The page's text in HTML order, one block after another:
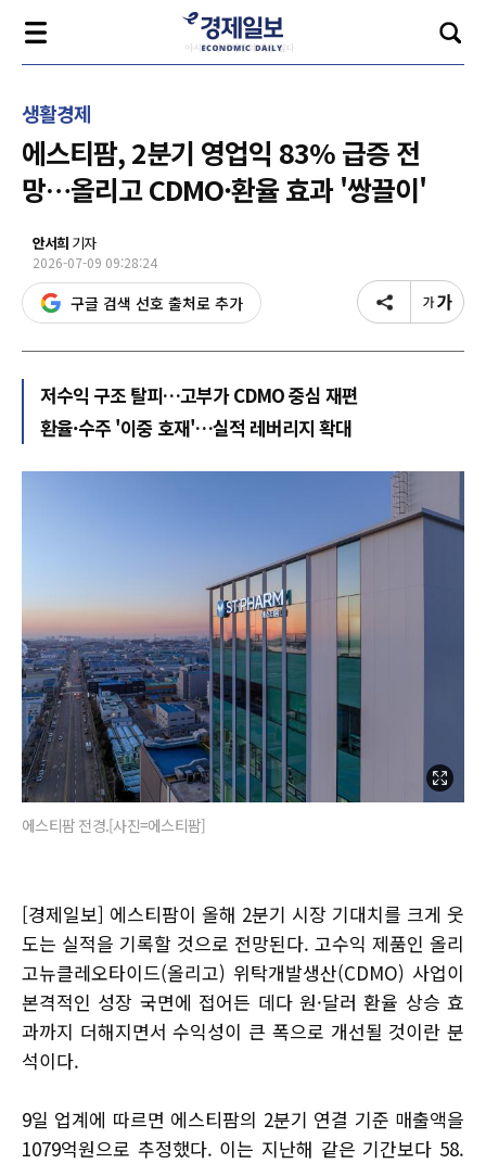
생활경제
에스티팜, 2분기 영업익 83% 급증 전
망…올리고 CDMO·환율 효과 '쌍끌이'
안서희 기자
2026-07-09 09:28:24
구글 검색 선호 출처로 추가
저수익 구조 탈피…고부가 CDMO 중심 재편
환율·수주 '이중 호재'…실적 레버리지 확대
에스티팜 전경.[사진=에스티팜]
[경제일보] 에스티팜이 올해 2분기 시장 기대치를 크게 웃
도는 실적을 기록할 것으로 전망된다. 고수익 제품인 올리
고뉴클레오타이드(올리고) 위탁개발생산(CDMO) 사업이
본격적인 성장 국면에 접어든 데다 원·달러 환율 상승 효
과까지 더해지면서 수익성이 큰 폭으로 개선될 것이란 분
석이다.
9일 업계에 따르면 에스티팜의 2분기 연결 기준 매출액을
1079억원으로 추정했다. 이는 지난해 같은 기간보다 58.